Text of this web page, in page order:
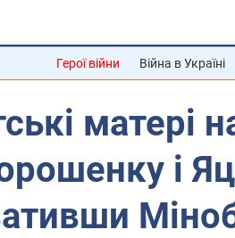
Герої війни Війна в Україні
матері
і